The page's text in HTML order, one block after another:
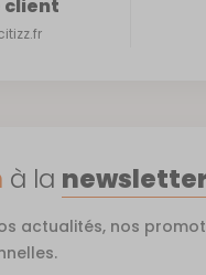
client
à la
actualités, nos